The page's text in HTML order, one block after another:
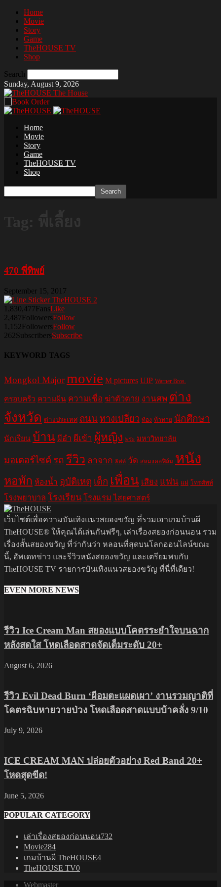
Home
Movie
Story
Game
TheHOUSE TV
Shop
Search
Sunday, August 9, 2026
The House
Home
Movie
Story
Game
TheHOUSE TV
Shop
470 พี่ทิพย์
September 15, 2017
1,830,477FansLike
2,487FollowersFollow
1,152FollowersFollow
262SubscribersSubscribe
KEYWORD TAGS
Mongkol Majormovie M pictures UIP Warner Bros.
ครอบครัว ความฝัน ความเชื่อ ฆ่าตัวตาย งานศพ ต่าง
จังหวัด ต่างประเทศ ถนนทางเปลี่ยว ท้อง ท้าทาย นักศึกษา
นักเรียน บ้าน ผีอำ ผีเข้า ผู้หญิง พระ มหาวิทยาลัย
มอเตอร์ไซค์ รถ รีวิว ลาจาก ลิฟท์ วัด สหมงคลฟิล์ม หนัง
หอพัก ห้องน้ำ อุบัติเหตุ เด็ก เพื่อน เสียง แฟน แม่ โทรศัพท์
โรงพยาบาล โรงเรียน โรงแรม ไสยศาสตร์
เว็บไซต์เพื่อความบันเทิงแนวสยองขวัญ ที่รวมเอาเกมบ้านผี
TheHOUSE® ให้คุณได้เล่นกันฟรีๆ, เล่าเรื่องสยองก่อนนอน รวม
เรื่องสั้นสยองขวัญ ที่ว่ากันว่า หลอนที่สุดบนโลกออนไลน์ขณะ
นี้, อัพเดทข่าว และรีวิวหนังสยองขวัญ และเตรียมพบกับ
TheHOUSE TV รายการบันเทิงแนวสยองขวัญ ที่นี่ที่เดียว!
EVEN MORE NEWS
รีวิว Ice Cream Man สยองแบบโคตรระยำใจบนฉาก
หลังสดใส โหดเลือดสาดจัดเต็มระดับ 20+
August 6, 2026
รีวิว Evil Dead Burn ‘ผีอมตะแผดเผา’ งานรวมญาติที่
โคตรฉิบหายวายป่วง โหดเลือดสาดแบบบ้าคลั่ง 9/10
July 9, 2026
ICE CREAM MAN ปล่อยตัวอย่าง Red Band 20+
โหดสุดขีด!
June 5, 2026
POPULAR CATEGORY
เล่าเรื่องสยองก่อนนอน732
Movie284
เกมบ้านผี TheHOUSE4
TheHOUSE TV0
Webmaster